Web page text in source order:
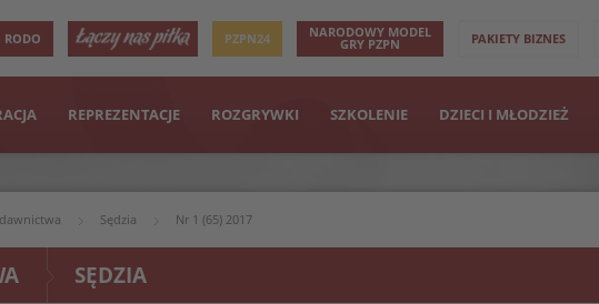
RODO PZPN24 NARODOWY MODEL
GRY PZPN PAKIETY BIZNES
REPREZENTACJE ROZGRYWKI SZKOLENIE DZIECI I MŁODZIEŻ
Sędzia Nr 1 (65) 2017
SĘDZIA